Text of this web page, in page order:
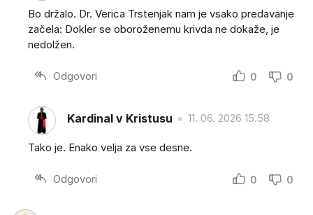
Bo držalo. Dr. Verica Trstenjak nam je vsako predavanje
začela: Dokler se oboroženemu krivda ne dokaže, je
nedolžen.
Odgovori 0 0
Kardinal v Kristusu 11. 06. 2026 15.58
Tako je. Enako velja za vse desne.
Odgovori 0 0